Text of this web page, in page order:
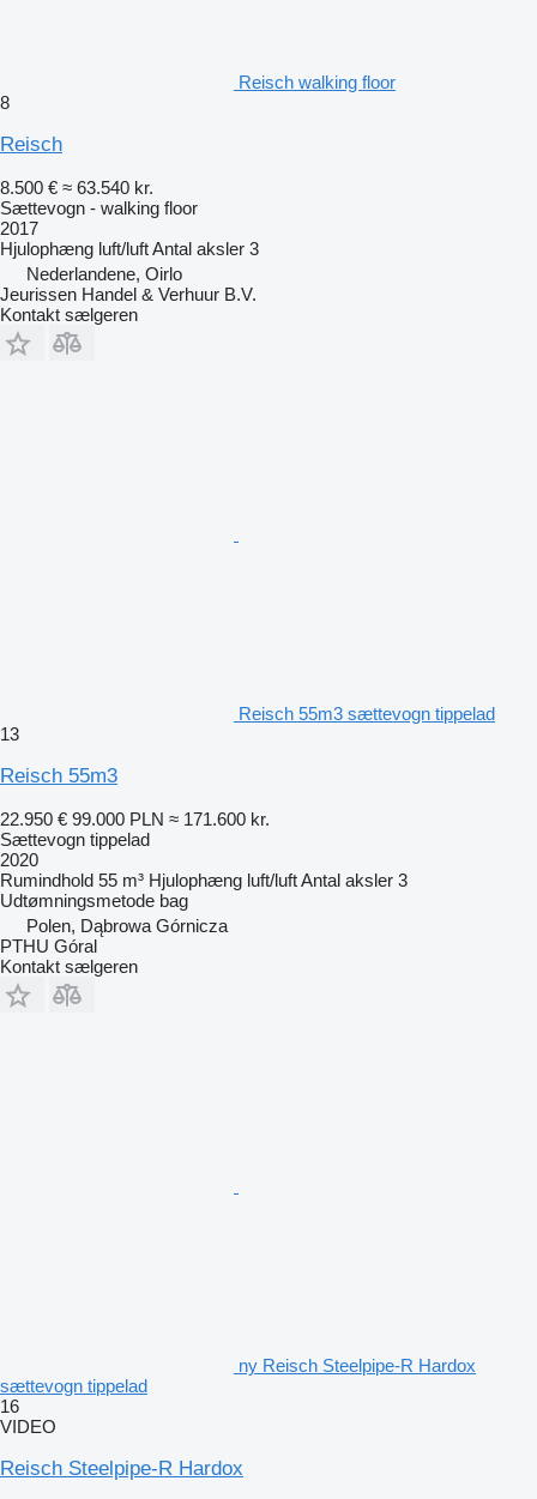
Reisch walking floor
8
Reisch
8.500 € ≈ 63.540 kr.
Sættevogn - walking floor
2017
Hjulophæng luft/luftAntal aksler 3
Nederlandene, Oirlo
Jeurissen Handel & Verhuur B.V.
Kontakt sælgeren
Reisch 55m3 sættevogn tippelad
13
Reisch 55m3
22.950 € 99.000 PLN ≈ 171.600 kr.
Sættevogn tippelad
2020
Rumindhold 55 m³ Hjulophæng luft/luftAntal aksler 3
Udtømningsmetode bag
Polen, Dąbrowa Górnicza
PTHU Góral
Kontakt sælgeren
ny Reisch Steelpipe-R Hardox
sættevogn tippelad
16
VIDEO
Reisch Steelpipe-R Hardox